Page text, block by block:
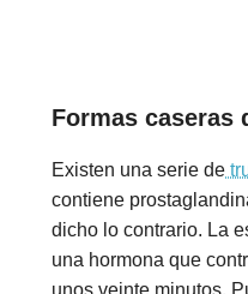
Formas caseras
Existen una serie de
contiene
dicho lo contrario. La
una hormona que
unos veinte minutos.